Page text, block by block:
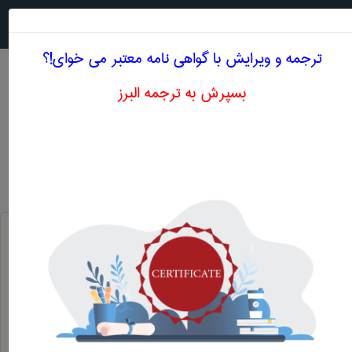
اصطلاحات تخصصی انگلیسی ریاضی و آمار حرف Y
بیست‌و پنجمین‌حرف‌الفبای‌انگلیسی‌ ، بیست و پنجمین حرف الفبای انگلیسی
ترجمه و ویرایش با گواهی نامه معتبر می خوای!؟
بسپرش به ترجمه البرز